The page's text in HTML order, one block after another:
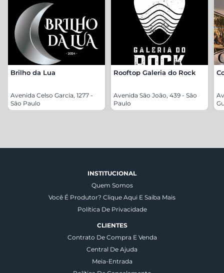
Brilho da Lua
Avenida Celso Garcia, 1277 -
São Paulo
Rooftop Galeria do Rock
Avenida São João, 439 - São
Paulo
INSTITUCIONAL
Quem Somos
Você É Produtor? Clique Aqui E Saiba Mais
Política De Privacidade
CLIENTES
Contrato De Compra E Venda
Central De Ajuda
Meia-Entrada